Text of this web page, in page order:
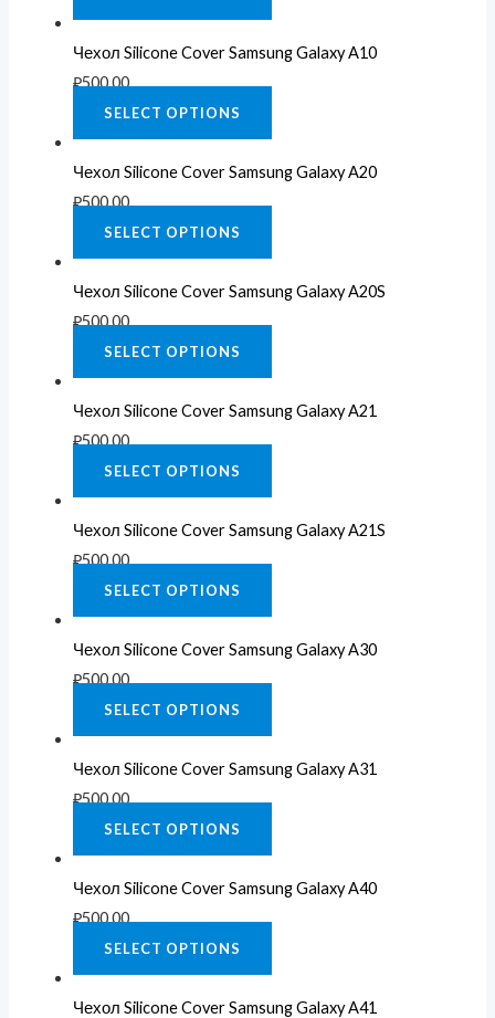
Чехол Silicone Cover Samsung Galaxy A10
₽500.00
SELECT OPTIONS
Чехол Silicone Cover Samsung Galaxy A20
₽500.00
SELECT OPTIONS
Чехол Silicone Cover Samsung Galaxy A20S
₽500.00
SELECT OPTIONS
Чехол Silicone Cover Samsung Galaxy A21
₽500.00
SELECT OPTIONS
Чехол Silicone Cover Samsung Galaxy A21S
₽500.00
SELECT OPTIONS
Чехол Silicone Cover Samsung Galaxy A30
₽500.00
SELECT OPTIONS
Чехол Silicone Cover Samsung Galaxy A31
₽500.00
SELECT OPTIONS
Чехол Silicone Cover Samsung Galaxy A40
₽500.00
SELECT OPTIONS
Чехол Silicone Cover Samsung Galaxy A41